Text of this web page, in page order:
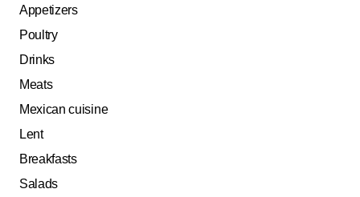
Appetizers
Poultry
Drinks
Meats
Mexican cuisine
Lent
Breakfasts
Salads